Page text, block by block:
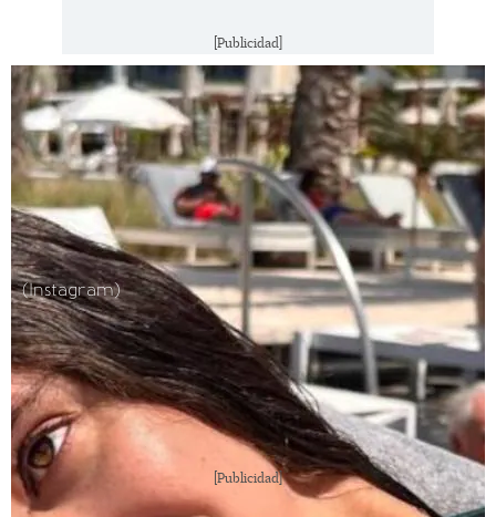
[Publicidad]
(Instagram)
[Publicidad]